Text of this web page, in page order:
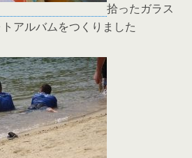
拾ったガラス
アルバムをつくりました